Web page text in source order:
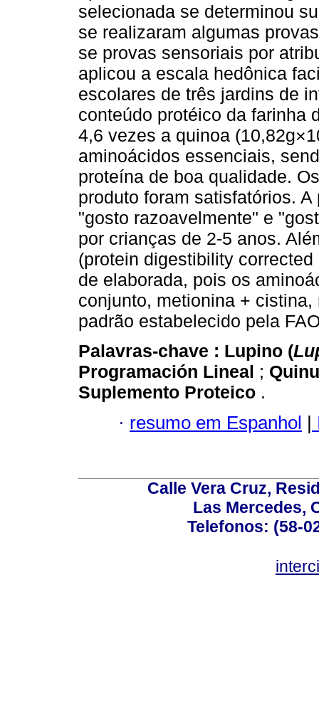
selecionada se determinou
se realizaram algumas
se provas sensoriais por
aplicou a escala hedônica
escolares de três jardins de
conteúdo protéico da farinha
4,6 vezes a quinoa
aminoácidos essenciais,
proteína de boa qualidade.
produto foram satisfatórios.
"gosto razoavelmente" e
por crianças de 2-5 anos.
(protein digestibility
de elaborada, pois os
conjunto, metionina +
padrão estabelecido pela
Palavras-chave : Lupino (
Programación Lineal ;
Suplemento Proteico .
· resumo em Espanhol |
Calle Vera Cruz,
Las Mercedes,
Telefonos: (58-